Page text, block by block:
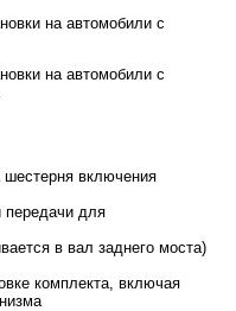
на автомобили с
на автомобили с
шестерня включения
передачи для
в вал заднего моста)
комплекта, включая